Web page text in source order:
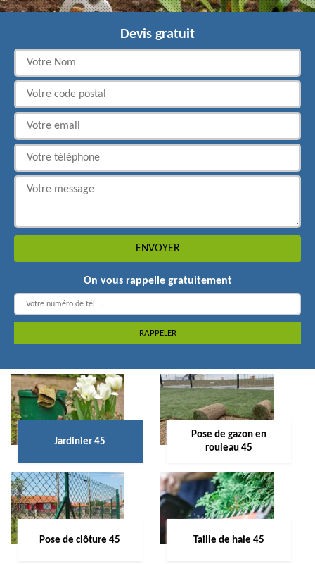
Devis gratuit
On vous rappelle gratuitement
Jardinier 45
Pose de gazon en
rouleau 45
Pose de clôture 45 Taille de haie 45